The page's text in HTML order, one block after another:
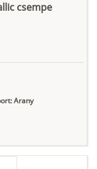
csempe
Arany